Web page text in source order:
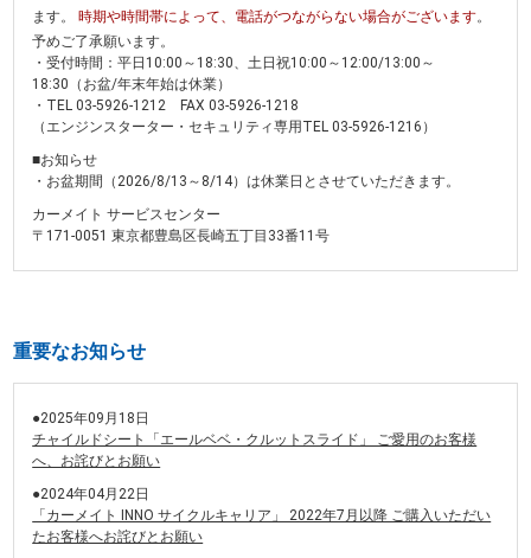
ます。時期や時間帯によって、電話がつながらない場合がございます。
予めご了承願います。
・受付時間：平日10:00～18:30、土日祝10:00～12:00/13:00～
18:30（お盆/年末年始は休業）
・TEL 03-5926-1212 FAX 03-5926-1218
（エンジンスターター・セキュリティ専用TEL 03-5926-1216）
■お知らせ
・お盆期間（2026/8/13～8/14）は休業日とさせていただきます。
カーメイト サービスセンター
〒171-0051 東京都豊島区長崎五丁目33番11号
重要なお知らせ
●2025年09月18日
チャイルドシート「エールベベ・クルットスライド」 ご愛用のお客様
へ、お詫びとお願い
●2024年04月22日
「カーメイト INNO サイクルキャリア」 2022年7月以降 ご購入いただい
たお客様へお詫びとお願い